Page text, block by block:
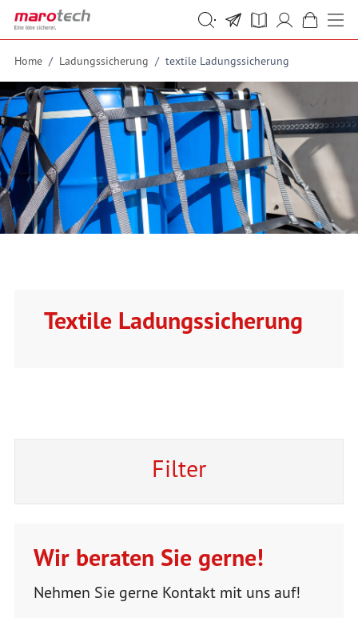
Skip to Content
Suche
Suche
Home / Ladungssicherung / textile Ladungssicherung
Textile Ladungssicherung
Filter
Wir beraten Sie gerne!
Nehmen Sie gerne Kontakt mit uns auf!